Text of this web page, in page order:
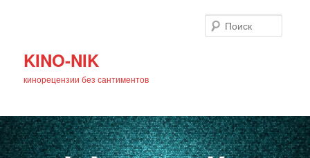
KINO-NIK
кинорецензии без сантиментов